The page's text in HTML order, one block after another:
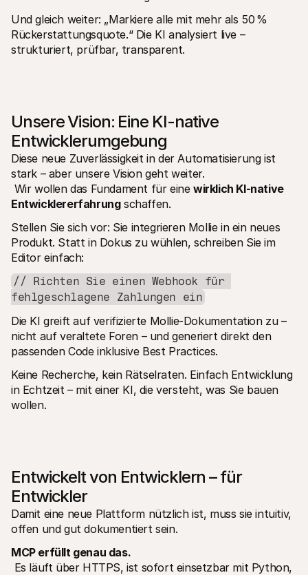
Und gleich weiter: „Markiere alle mit mehr als 50 %
Rückerstattungsquote.“ Die KI analysiert live –
strukturiert, prüfbar, transparent.
Unsere Vision: Eine KI-native
Entwicklerumgebung
Diese neue Zuverlässigkeit in der Automatisierung ist
stark – aber unsere Vision geht weiter.
Wir wollen das Fundament für eine wirklich KI-native
Entwicklererfahrung schaffen.
Stellen Sie sich vor: Sie integrieren Mollie in ein neues
Produkt. Statt in Dokus zu wühlen, schreiben Sie im
Editor einfach:
// Richten Sie einen Webhook für
fehlgeschlagene Zahlungen ein
Die KI greift auf verifizierte Mollie-Dokumentation zu –
nicht auf veraltete Foren – und generiert direkt den
passenden Code inklusive Best Practices.
Keine Recherche, kein Rätselraten. Einfach Entwicklung
in Echtzeit – mit einer KI, die versteht, was Sie bauen
wollen.
Entwickelt von Entwicklern – für
Entwickler
Damit eine neue Plattform nützlich ist, muss sie intuitiv,
offen und gut dokumentiert sein.
MCP erfüllt genau das.